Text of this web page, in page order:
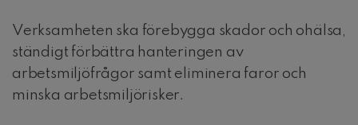
Verksamheten ska förebygga skador och ohälsa,
ständigt förbättra hanteringen av
arbetsmiljöfrågor samt eliminera faror och
minska arbetsmiljörisker.